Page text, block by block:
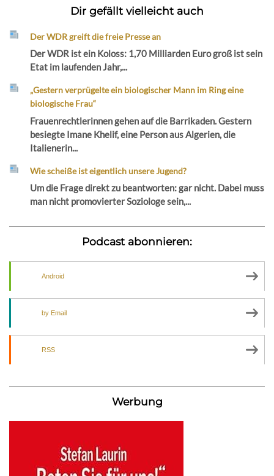
Dir gefällt vielleicht auch
Der WDR greift die freie Presse an
Der WDR ist ein Koloss: 1,70 Milliarden Euro groß ist sein
Etat im laufenden Jahr,...
„Gestern verprügelte ein biologischer Mann im Ring eine
biologische Frau“
Frauenrechtlerinnen gehen auf die Barrikaden. Gestern
besiegte Imane Khelif, eine Person aus Algerien, die
Italienerin...
Wie scheiße ist eigentlich unsere Jugend?
Um die Frage direkt zu beantworten: gar nicht. Dabei muss
man nicht promovierter Soziologe sein,...
Podcast abonnieren:
Android
by Email
RSS
Werbung